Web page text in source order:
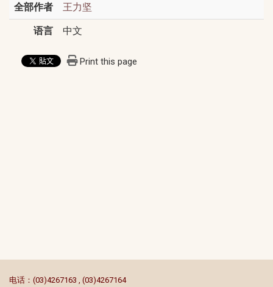
全部作者 王力坚
语言 中文
Print this page
电话：(03)4267163 , (03)4267164